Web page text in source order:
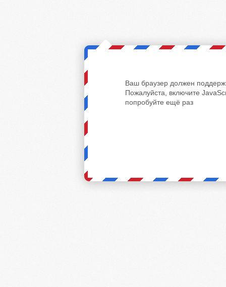
Ваш браузер должен
Пожалуйста, включите
попробуйте ещё раз